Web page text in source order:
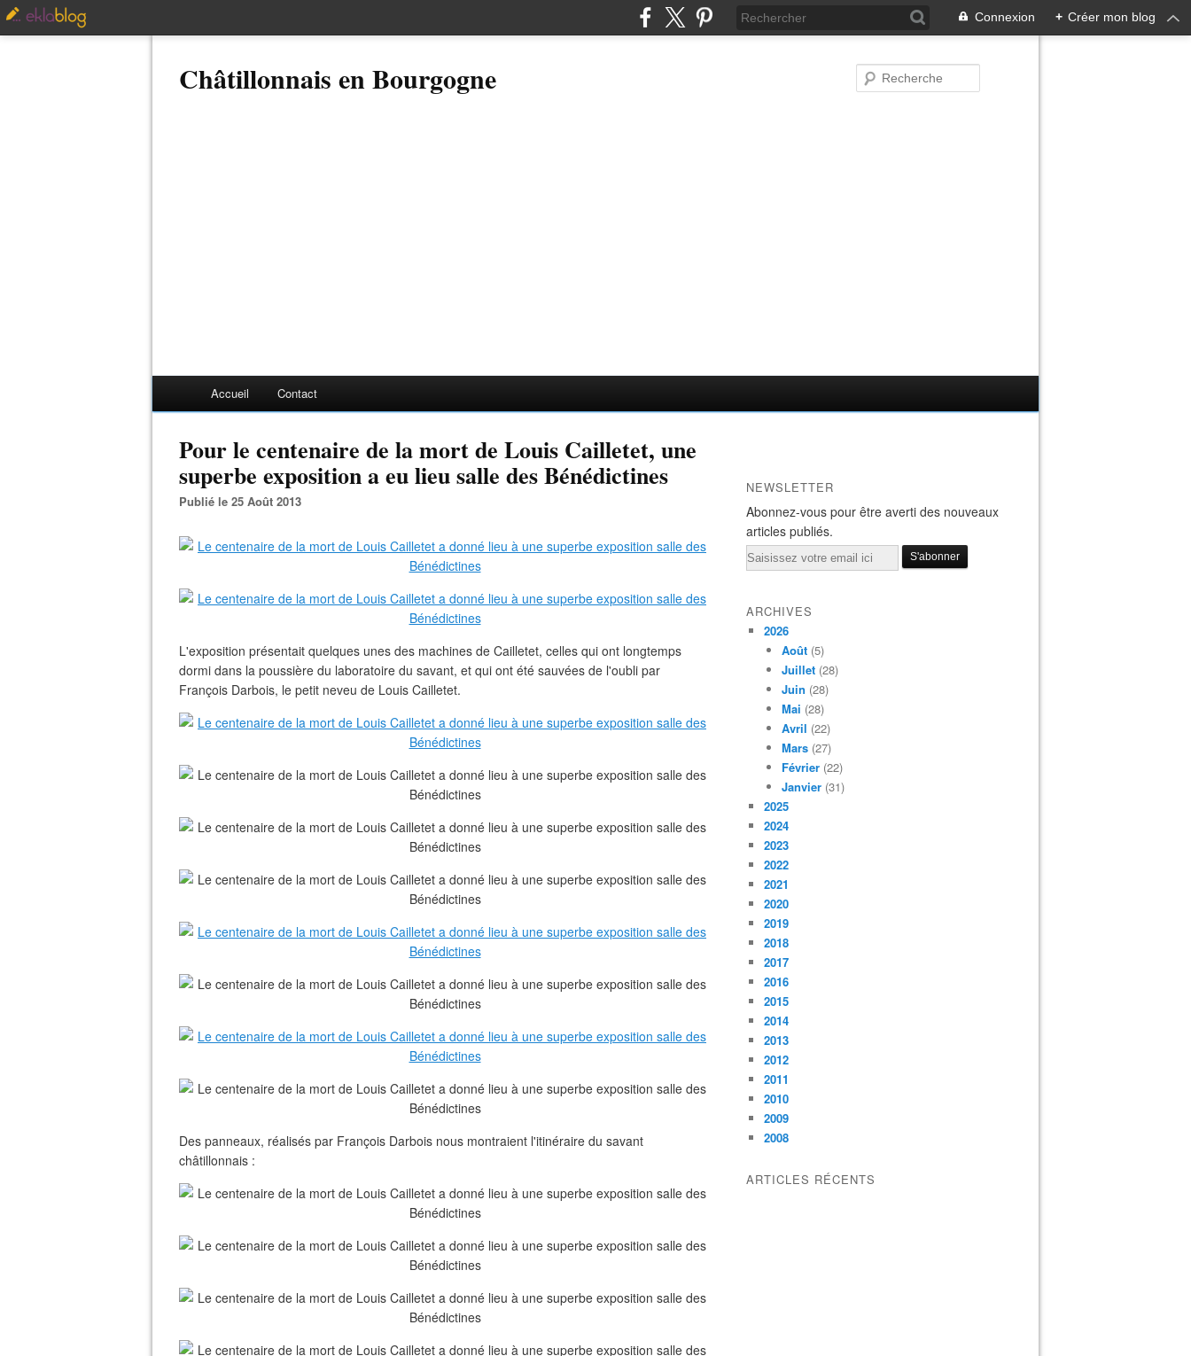
Connexion + Créer mon blog
Châtillonnais en Bourgogne
Accueil Contact
Pour le centenaire de la mort de Louis Cailletet, une
superbe exposition a eu lieu salle des Bénédictines
Publié le 25 Août 2013
L'exposition présentait quelques unes des machines de Cailletet, celles qui ont longtemps
dormi dans la poussière du laboratoire du savant, et qui ont été sauvées de l'oubli par
François Darbois, le petit neveu de Louis Cailletet.
Des panneaux, réalisés par François Darbois nous montraient l'itinéraire du savant
châtillonnais :
NEWSLETTER
Abonnez-vous pour être averti des nouveaux
articles publiés.
Email
ARCHIVES
2026
Août (5)
Juillet (28)
Juin (28)
Mai (28)
Avril (22)
Mars (27)
Février (22)
Janvier (31)
2025
2024
2023
2022
2021
2020
2019
2018
2017
2016
2015
2014
2013
2012
2011
2010
2009
2008
ARTICLES RÉCENTS